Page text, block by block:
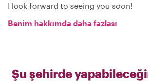
I look forward to seeing you soon!
Benim hakkımda daha fazlası
Şu şehirde